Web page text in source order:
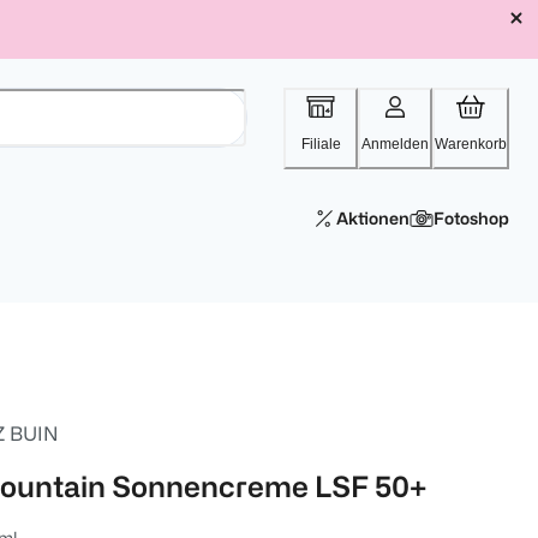
Filiale Anmelden Warenkorb
Aktionen Fotoshop
BUIN
Sonnencreme LSF 50+